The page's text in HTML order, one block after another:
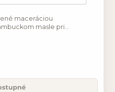
maceráciou
masle pri
mandľový